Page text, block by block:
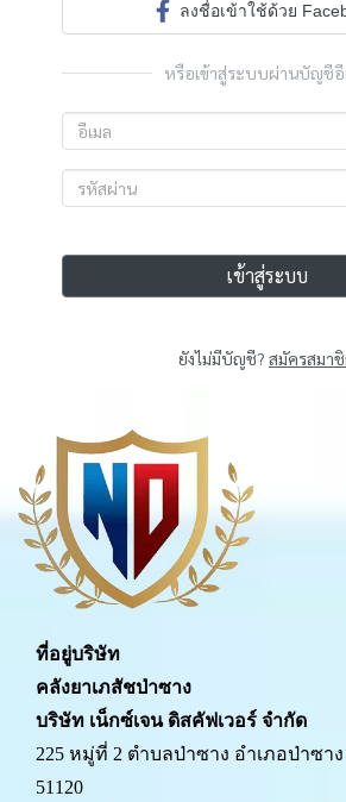
ลงชื่อเข้าใช้ด้วย
หรือเข้าสู่ระบบผ่านบัญชีอี
เข้าสู่ระบบ
ยังไม่มีบัญชี? สมัครสมา
ที่อยู่บริษัท
คลังยาเภสัชป่าซาง
บริษัท เน็กซ์เจน ดิสคัฟเวอร์ จำกัด
225 หมู่ที่ 2 ตำบลป่าซาง อำเภอป่าซา
51120